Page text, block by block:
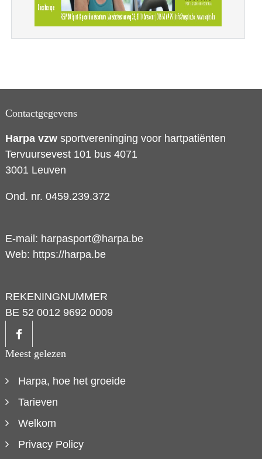
Contactgegevens
Harpa vzw sportvereninging voor hartpatiënten
Tervuursevest 101 bus 4071
3001 Leuven
Ond. nr. 0459.239.372
E-mail: harpasport@harpa.be
Web: https://harpa.be
REKENINGNUMMER
BE 52 0012 9692 0009
Meest gelezen
Harpa, hoe het groeide
Tarieven
Welkom
Privacy Policy